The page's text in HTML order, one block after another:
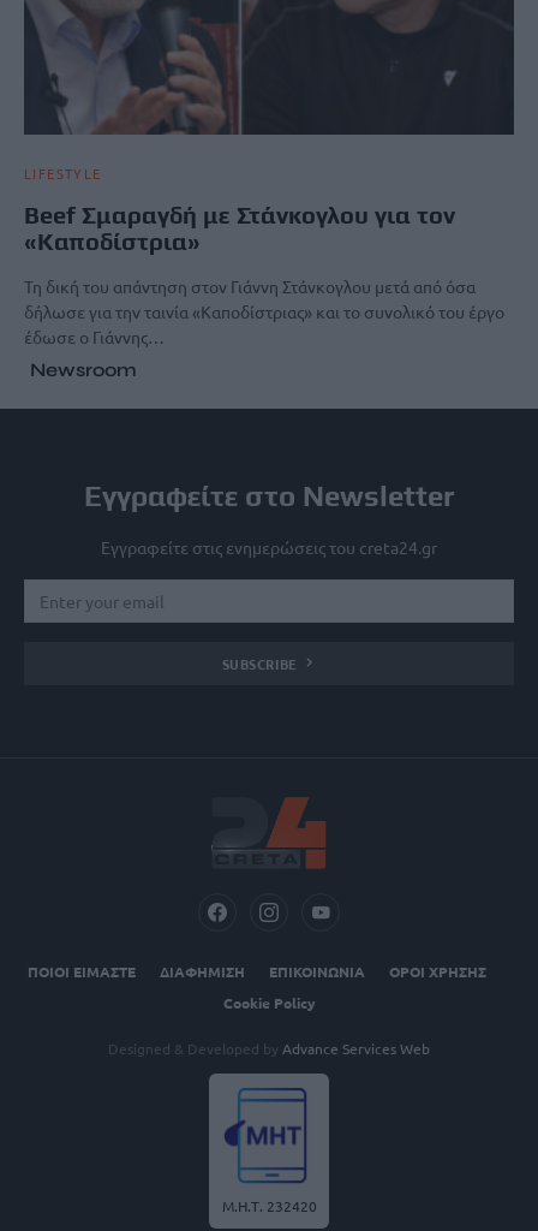
LIFESTYLE
Beef Σμαραγδή με Στάνκογλου για τον
«Καποδίστρια»
Τη δική του απάντηση στον Γιάννη Στάνκογλου μετά από όσα
δήλωσε για την ταινία «Καποδίστριας» και το συνολικό του έργο
έδωσε ο Γιάννης…
Newsroom
Εγγραφείτε στο Newsletter
Εγγραφείτε στις ενημερώσεις του creta24.gr
SUBSCRIBE
ΠΟΙΟΙ ΕΙΜΑΣΤΕ ΔΙΑΦΗΜΙΣΗ ΕΠΙΚΟΙΝΩΝΙΑ
ΟΡΟΙ ΧΡΗΣΗΣ
Cookie Policy
Designed & Developed by Advance Services Web
Μ.Η.Τ. 232420